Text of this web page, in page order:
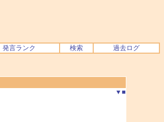
発言ランク 検索 過去ログ
▼ ■